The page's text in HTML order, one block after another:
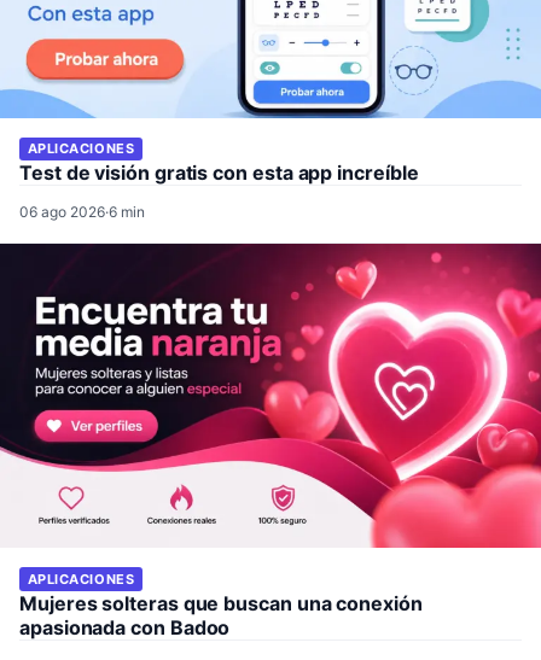
APLICACIONES
Test de visión gratis con esta app increíble
06 ago 2026·6 min
APLICACIONES
Mujeres solteras que buscan una conexión
apasionada con Badoo